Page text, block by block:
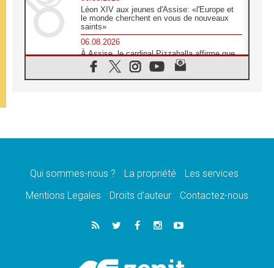
Léon XIV aux jeunes d'Assise: «l'Europe et
le monde cherchent en vous de nouveaux
saints»
06.08.2026
À Assise, le cardinal Pizzaballa affirme que
«les chrétiens veulent la paix»
06.08.2026
message de paix et de dignité humaine»
«La visite du Pape en Uruguay renforcera
05.08.2026
Le nonce en Ukraine: «Il est inquiétant
Qui sommes-nous ? La propriété
Les services
Mentions Legales
Droits d’auteur Contactez-nous